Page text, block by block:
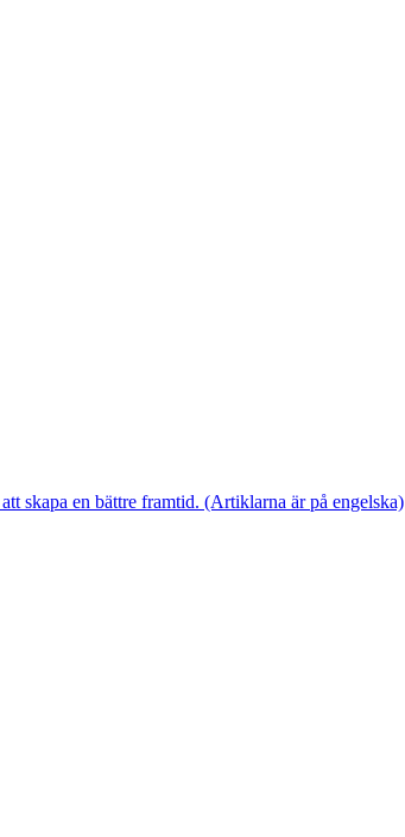
skapa en bättre framtid. (Artiklarna är på engelska)